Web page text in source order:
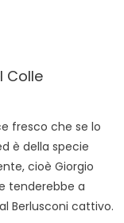
Colle
fresco che se lo
è della specie
cioè Giorgio
tenderebbe a
Berlusconi cattivo.